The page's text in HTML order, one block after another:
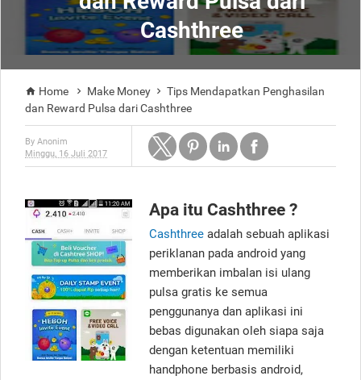
Cashthree
 Home  Make Money  Tips Mendapatkan Penghasilan
dan Reward Pulsa dari Cashthree
By Anonim
Minggu, 16 Juli 2017
Apa itu Cashthree ?
Cashthree adalah sebuah aplikasi
periklanan pada android yang
memberikan imbalan isi ulang
pulsa gratis ke semua
penggunanya dan aplikasi ini
bebas digunakan oleh siapa saja
dengan ketentuan memiliki
handphone berbasis android,